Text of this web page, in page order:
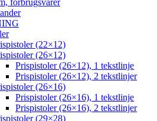
forbrugsvarer
(22×12)
(26×12)
Prispistoler (26×12), 1 tekstlinje
Prispistoler (26×12), 2 tekstlinjer
(26×16)
Prispistoler (26×16), 1 tekstlinje
Prispistoler (26×16), 2 tekstlinjer
(29×28)